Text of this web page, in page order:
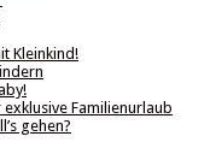
Kleinkind!
Familienurlaub
gehen?